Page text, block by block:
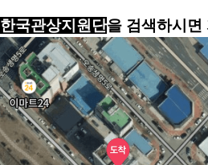
한국관상지원단을 검색하시면